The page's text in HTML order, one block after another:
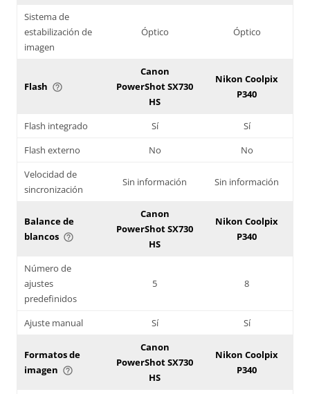
Sistema de
estabilización de
imagen
Óptico Óptico
Flash help_outline
Canon
PowerShot SX730
HS
Nikon Coolpix
P340
Flash integrado Sí
Sí
Flash externo
No
No
Velocidad de
sincronización
Sin información Sin información
Balance de
blancos help_outline
Canon
PowerShot SX730
HS
Nikon Coolpix
P340
Número de
ajustes
predefinidos
5 8
Ajuste manual Sí Sí
Formatos de
imagen help_outline
Canon
PowerShot SX730
HS
Nikon Coolpix
P340